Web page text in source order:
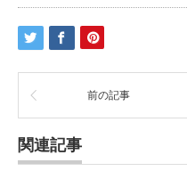
前の記事
関連記事